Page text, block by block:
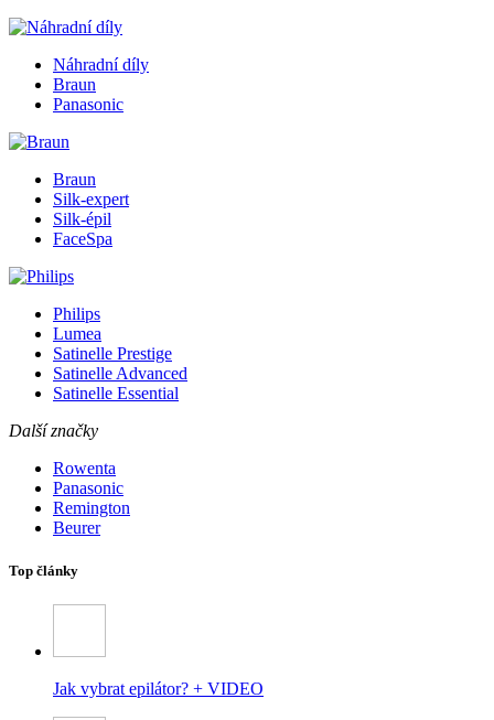
Náhradní díly
Braun
Panasonic
Braun
Silk-expert
Silk-épil
FaceSpa
Philips
Lumea
Satinelle Prestige
Satinelle Advanced
Satinelle Essential
Další značky
Rowenta
Panasonic
Remington
Beurer
Top články
Jak vybrat epilátor? + VIDEO